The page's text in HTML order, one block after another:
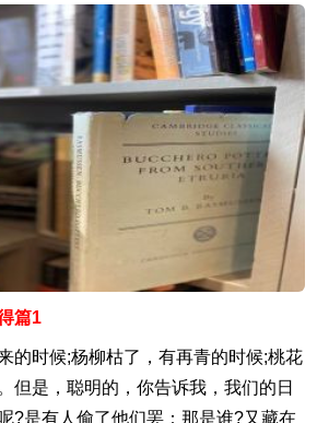
篇1
的时候;杨柳枯了，有再青的时候;桃花
但是，聪明的，你告诉我，我们的日
?是有人偷了他们罢：那是谁?又藏在